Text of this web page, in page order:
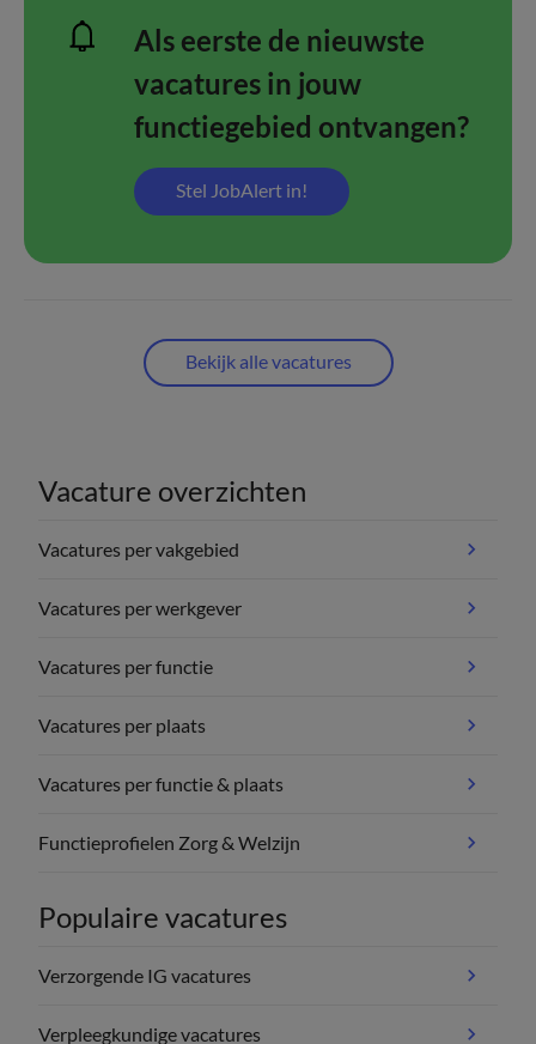
Als eerste de nieuwste
vacatures in jouw
functiegebied ontvangen?
Stel JobAlert in!
Bekijk alle vacatures
Vacature overzichten
Vacatures per vakgebied
Vacatures per werkgever
Vacatures per functie
Vacatures per plaats
Vacatures per functie & plaats
Functieprofielen Zorg & Welzijn
Populaire vacatures
Verzorgende IG vacatures
Verpleegkundige vacatures